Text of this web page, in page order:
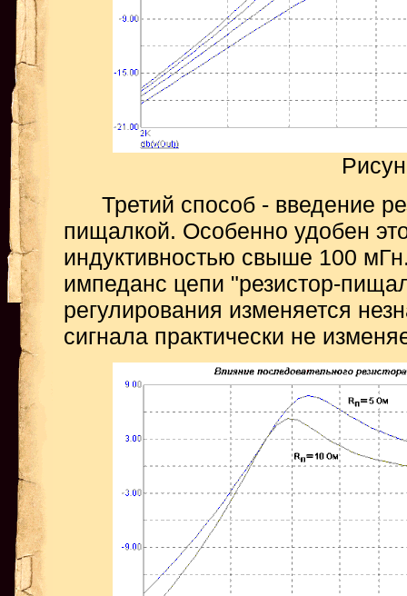
Третий способ - введение
пищалкой. Особенно удобен
индуктивностью свыше 100
импеданс цепи "резистор-
регулирования изменяется
сигнала практически не